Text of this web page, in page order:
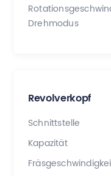
Drehmodus
Revolverkopf
Schnittstelle
Kapazität